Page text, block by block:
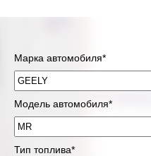
Марка автомобиля*
Модель автомобиля*
Тип топлива*